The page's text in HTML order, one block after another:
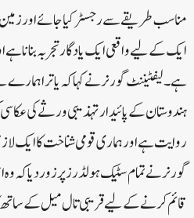
مناسب طریقے سے رجسٹر کیا جائے اور
ایک کے لیے واقعی ایک یادگار تجربہ بنانا
ہے۔لیفٹیننٹ گورنر نے کہا کہ یاترا
ہندوستان کے پائیدار تہذیبی ورثے کی
روایت ہے اور ہماری قومی شناخت کا ایک
گورنر نے تمام سٹیک ہولڈرز پر زور دیا کہ
قائم کرنے کے لیے قریبی تال میل کے